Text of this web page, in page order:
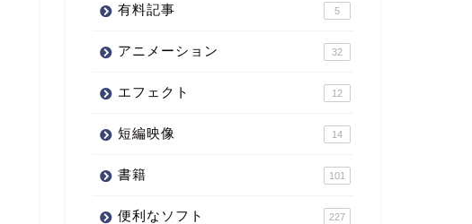
有料記事 5
アニメーション 32
エフェクト 12
短編映像 14
書籍 101
便利なソフト 227